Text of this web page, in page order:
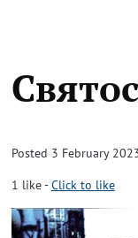
Posted 3 February
1 like-Click to like